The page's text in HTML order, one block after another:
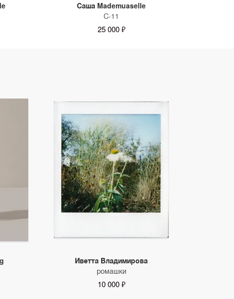
Саша Mademuaselle
С-11
25 000 ₽
Иветта Владимирова
ромашки
10 000 ₽